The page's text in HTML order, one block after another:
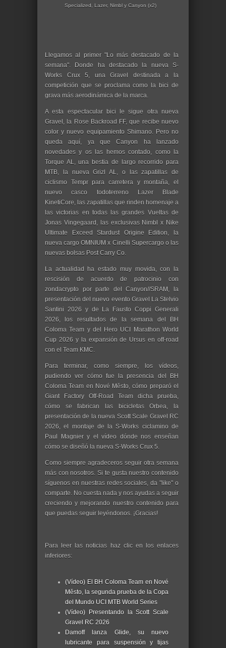
Specialized, Lazer, Nimbl y Canyon (x2)
Llegamos al primer "Lo más destacado de la
semana". Donde ha destacado la nueva S-
Works Crux 5, una Gravel destinada a la
competición que se proclama como la bici de
grava más aerodinámica de la marca.
A esta espectacular bici le sigue otra nueva
Gravel, la Rose Backroad FF, que recibe nuevo
color y nuevo equipamiento Shimano. Pero no
queda aquí, ya que Canyon ha lanzado
novedades y os las hemos contado, como la
Torque AL, una bestia de largo recorrido para
MTB, la nueva Grizl AL, o las zapatillas de
ciclismo Tempr para carretera y montaña, el
nuevo casco todoterreno Lazer Blade
KinetiCore, las zapatillas que rinden homenaje a
las victorias en todas las grandes Vueltas de
Jonas Vingegaard, las exclusivas Nimbl x Nike
Ultimate Exceed Stardust Origine Edition, la
nueva cargo OMNIUM x Cinelli Supercargo o las
nuevas bolsas Post Carry Co.
La actualidad ha estado muy movida, con la
rescisión de acuerdo de patrocinio con
zondacrypto por parte del Canyon//SRAM, la
presentación del nuevo evento Gravel La Stelvio
Santini 2026 y de La Fausto Coppi Generali
2026, los resultados de la semana del BH
Coloma Team y del Hero UCI Marathon World
Cup 2026 y la expansión de Ursus en off-road
con el Team KMC.
Para terminar, como siempre, los vídeos,
pudiendo ver cómo fue la presencia del BH
Coloma Team en Nové Město, cómo preparó el
Giant Factory Off-Road Team dicha prueba,
cómo se fabrican las bicicletas Orbea, la
presentación de la nueva Scott Scale Gravel RC
2026, el montaje de la S-Works ciclamino de
Paul Magnier y el vídeo dónde nos enseñan
cómo se diseñó la nueva S-Works Crux 5.
Como siempre agradeceros seguir otra semana
más con nosotros. Si te gusta nuestro contenido
síguenos en nuestras redes sociales, da "like" o
comparte. No cuesta nada y nos ayudas a seguir
creciendo y mejorando nuestro contenido para
que puedas seguir leyéndonos. ¡Gracias!
Para leer las noticias haz clic en los enlaces
inferiores:
(Vídeo) El BH Coloma Team en Nové
Město, la segunda prueba de la Copa
del Mundo UCI MTB World Series
(Vídeo) Presentando la Scott Scale
Gravel RC 2026
Damoff lanza Glide, su nuevo
lubricante para suspensión y tijas